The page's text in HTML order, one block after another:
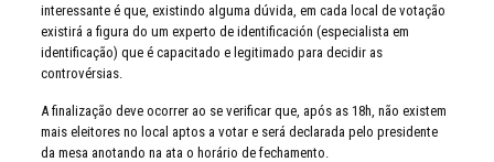
interessante é que, existindo alguma dúvida, em cada local de votação
existirá a figura do um experto de identificación (especialista em
identificação) que é capacitado e legitimado para decidir as
controvérsias.
A finalização deve ocorrer ao se verificar que, após as 18h, não existem
mais eleitores no local aptos a votar e será declarada pelo presidente
da mesa anotando na ata o horário de fechamento.